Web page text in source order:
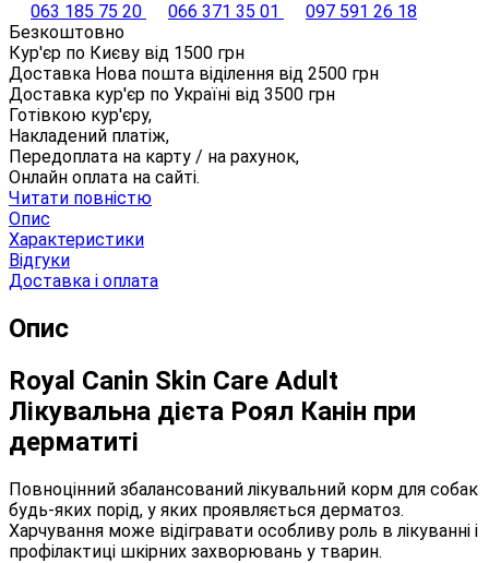
063 185 75 20
066 371 35 01
097 591 26 18
Безкоштовно
Кур'єр по Києву від 1500 грн
Доставка Нова пошта віділення від 2500 грн
Доставка кур'єр по Україні від 3500 грн
Готівкою кур'єру,
Накладений платіж,
Передоплата на карту / на рахунок,
Онлайн оплата на сайті.
Читати повністю
Опис
Характеристики
Відгуки
Доставка і оплата
Опис
Royal Canin Skin Care Adult
Лікувальна дієта Роял Канін при
дерматиті
Повноцінний збалансований лікувальний корм для собак
будь-яких порід, у яких проявляється дерматоз.
Харчування може відігравати особливу роль в лікуванні і
профілактиці шкірних захворювань у тварин.